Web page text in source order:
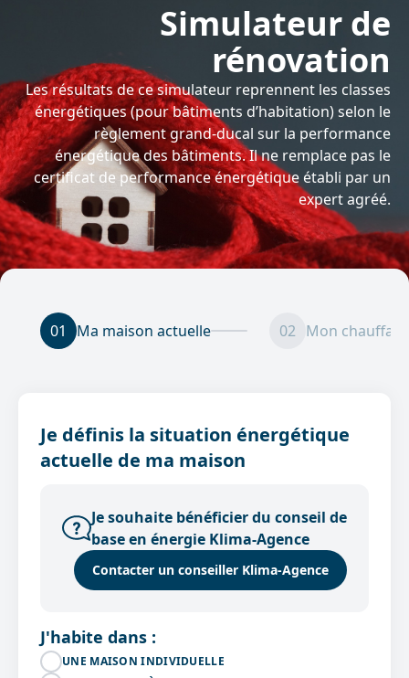
Simulateur de
rénovation
Les résultats de ce simulateur reprennent les classes
énergétiques (pour bâtiments d’habitation) selon le
règlement grand-ducal sur la performance
énergétique des bâtiments. Il ne remplace pas le
certificat de performance énergétique établi par un
expert agréé.
01 Ma maison actuelle 02 Mon
Je définis la situation énergétique
actuelle de ma maison
Je souhaite bénéficier du conseil de
base en énergie Klima-Agence
Contacter un conseiller Klima-Agence
J'habite dans :
UNE MAISON INDIVIDUELLE